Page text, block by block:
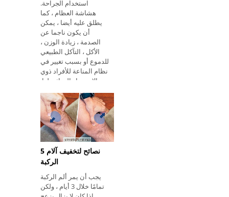
استخدام الجراحة.
هشاشة العظام ، كما
يطلق عليه أيضا ، يمكن
أن يكون ناجما عن
الصدمة ، زيادة الوزن ،
الأكل ، التآكل الطبيعي
للدموع أو بسبب تغيير في
نظام المناعة للأفراد ذوي
الاستعداد الوراثي لها.
5 نصائح لتخفيف آلام
الركبة
يجب أن يمر ألم الركبة
تمامًا خلال 3 أيام ، ولكن